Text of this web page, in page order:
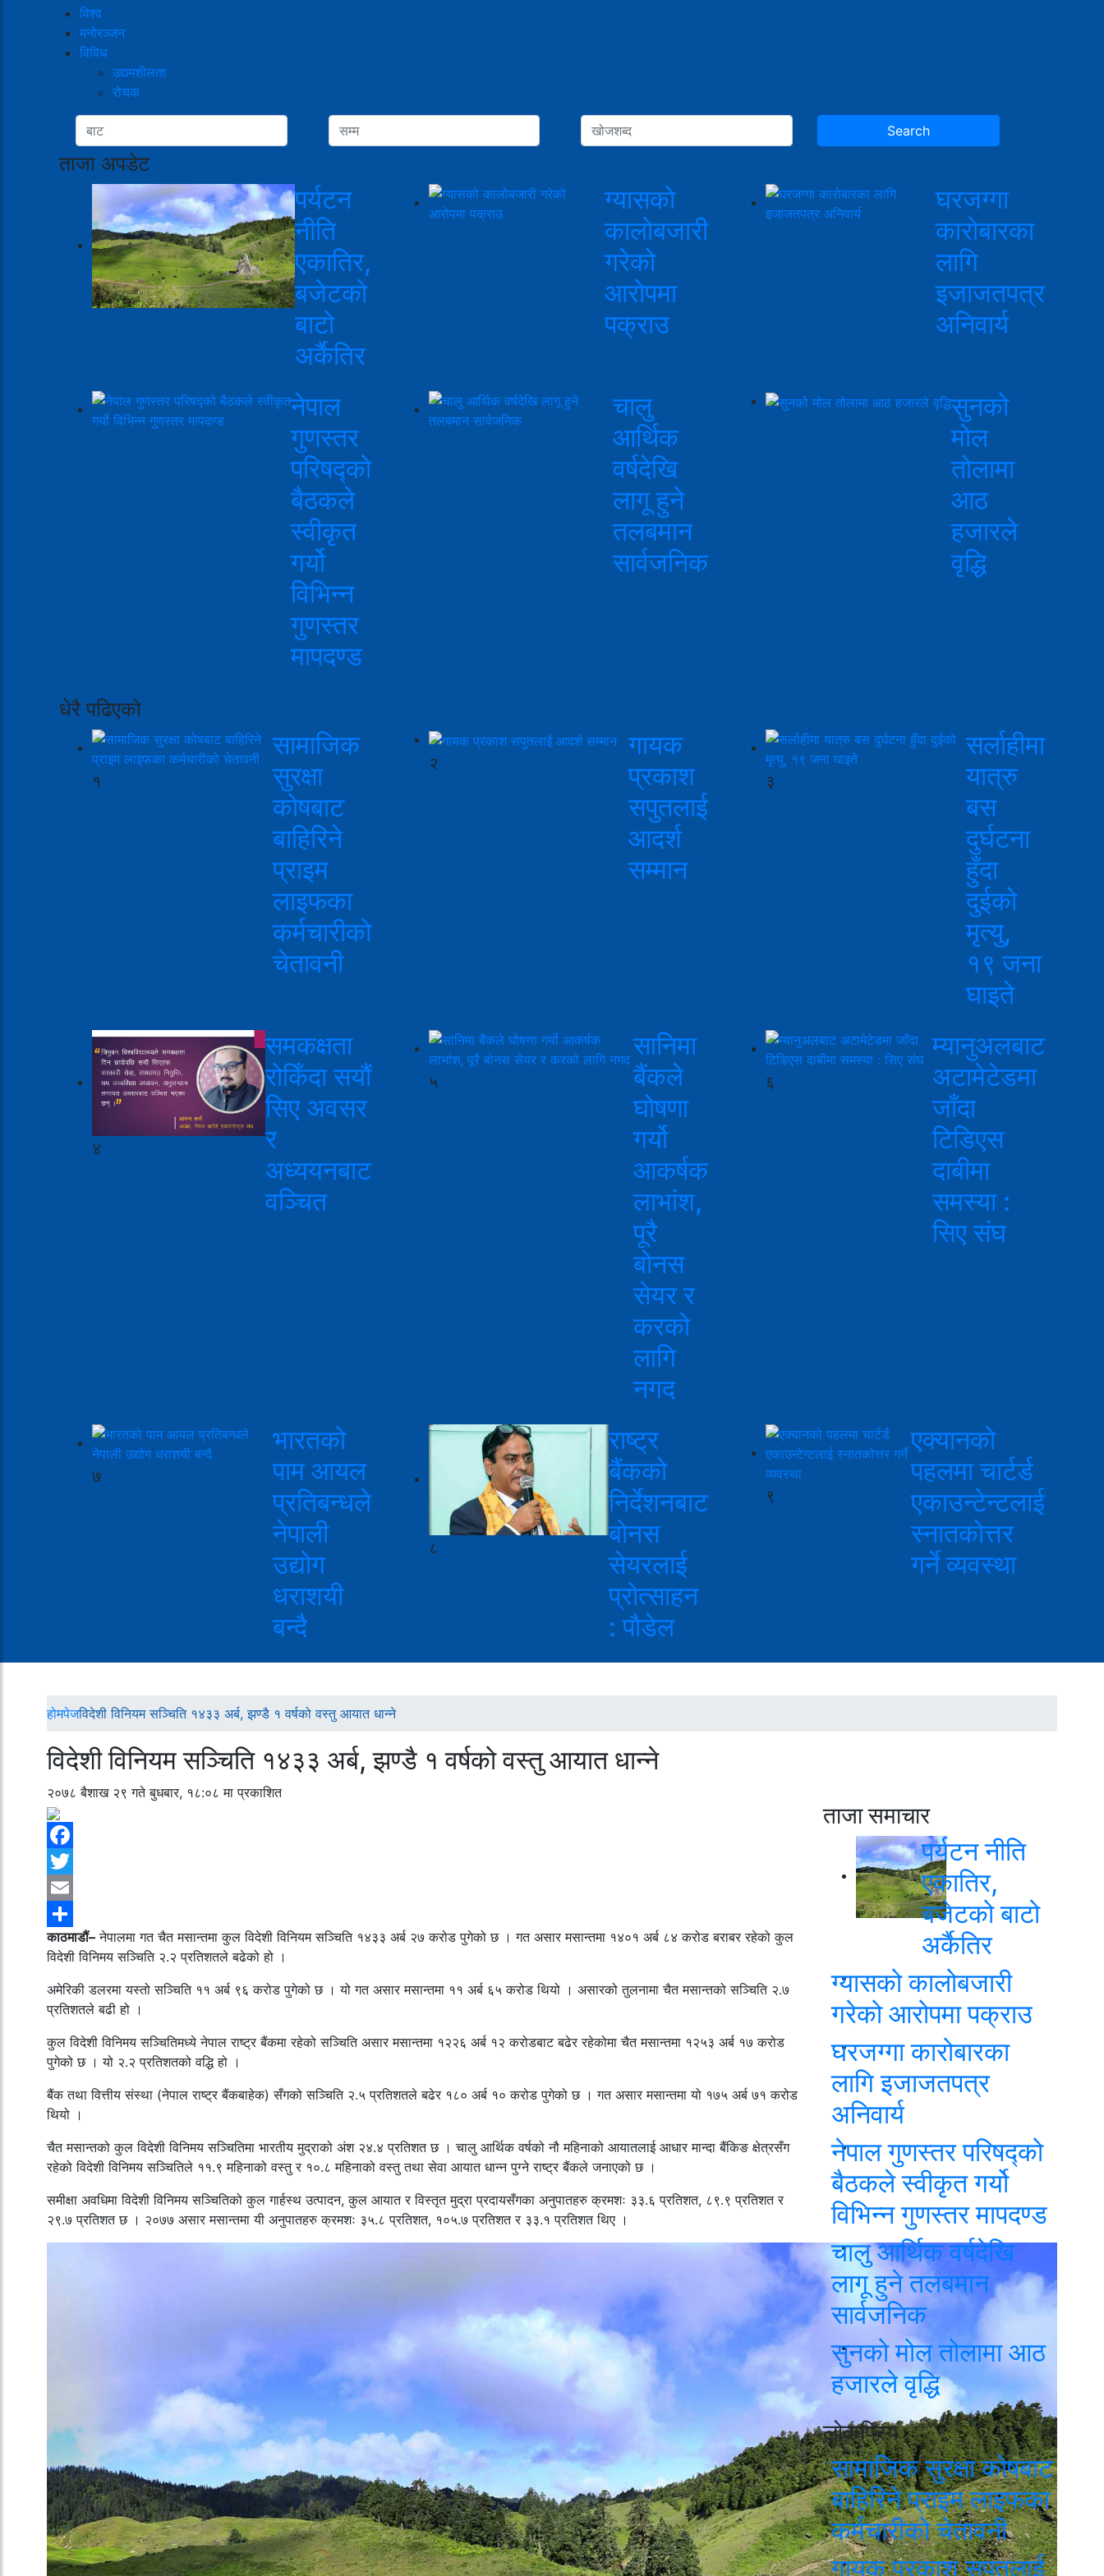
विश्व
मनोरञ्जन
विविध
उद्यमशीलता
रोचक
ताजा अपडेट
पर्यटन
नीति
एकातिर,
बजेटको
बाटो
अर्कैतिर
ग्यासको
कालोबजारी
गरेको
आरोपमा
पक्राउ
घरजग्गा
कारोबारका
लागि
इजाजतपत्र
अनिवार्य
नेपाल
गुणस्तर
परिषद्को
बैठकले
स्वीकृत
गर्यो
विभिन्न
गुणस्तर
मापदण्ड
चालु
आर्थिक
वर्षदेखि
लागू हुने
तलबमान
सार्वजनिक
सुनको
मोल
तोलामा
आठ
हजारले
वृद्धि
धेरै पढिएको
१
सामाजिक
सुरक्षा
कोषबाट
बाहिरिने
प्राइम
लाइफका
कर्मचारीको
चेतावनी
२
गायक
प्रकाश
सपुतलाई
आदर्श
सम्मान
३
सर्लाहीमा
यात्रु
बस
दुर्घटना
हुँदा
दुईको
मृत्यु,
१९ जना
घाइते
४
समकक्षता
रोकिँदा सयौं
सिए अवसर
र
अध्ययनबाट
वञ्चित
५
सानिमा
बैंकले
घोषणा
गर्यो
आकर्षक
लाभांश,
पूरै
बोनस
सेयर र
करको
लागि
नगद
६
म्यानुअलबाट
अटामेटेडमा
जाँदा
टिडिएस
दाबीमा
समस्या :
सिए संघ
७
भारतको
पाम आयल
प्रतिबन्धले
नेपाली
उद्योग
धराशयी
बन्दै
८
राष्ट्र
बैंकको
निर्देशनबाट
बोनस
सेयरलाई
प्रोत्साहन
: पौडेल
९
एक्यानको
पहलमा चार्टर्ड
एकाउन्टेन्टलाई
स्नातकोत्तर
गर्ने व्यवस्था
होमपेजविदेशी विनियम सञ्चिति १४३३ अर्ब, झण्डै १ वर्षको वस्तु आयात धान्ने
विदेशी विनियम सञ्चिति १४३३ अर्ब, झण्डै १ वर्षको वस्तु आयात धान्ने
२०७८ बैशाख २९ गते बुधबार, १८:०८ मा प्रकाशित
Facebook
Twitter
Email
Share
काठमाडौं– नेपालमा गत चैत मसान्तमा कुल विदेशी विनियम सञ्चिति १४३३ अर्ब २७ करोड पुगेको छ । गत असार मसान्तमा १४०१ अर्ब ८४ करोड बराबर रहेको कुल
विदेशी विनिमय सञ्चिति २.२ प्रतिशतले बढेको हो ।
अमेरिकी डलरमा यस्तो सञ्चिति ११ अर्ब ९६ करोड पुगेको छ । यो गत असार मसान्तमा ११ अर्ब ६५ करोड थियो । असारको तुलनामा चैत मसान्तको सञ्चिति २.७
प्रतिशतले बढी हो ।
कुल विदेशी विनिमय सञ्चितिमध्ये नेपाल राष्ट्र बैंकमा रहेको सञ्चिति असार मसान्तमा १२२६ अर्ब १२ करोडबाट बढेर रहेकोमा चैत मसान्तमा १२५३ अर्ब १७ करोड
पुगेको छ । यो २.२ प्रतिशतको वद्धि हो ।
बैंक तथा वित्तीय संस्था (नेपाल राष्ट्र बैंकबाहेक) सँगको सञ्चिति २.५ प्रतिशतले बढेर १८० अर्ब १० करोड पुगेको छ । गत असार मसान्तमा यो १७५ अर्ब ७१ करोड
थियो ।
चैत मसान्तको कुल विदेशी विनिमय सञ्चितिमा भारतीय मुद्राको अंश २४.४ प्रतिशत छ । चालु आर्थिक वर्षको नौ महिनाको आयातलाई आधार मान्दा बैंकिङ क्षेत्रसँग
रहेको विदेशी विनिमय सञ्चितिले ११.९ महिनाको वस्तु र १०.८ महिनाको वस्तु तथा सेवा आयात धान्न पुग्ने राष्ट्र बैंकले जनाएको छ ।
समीक्षा अवधिमा विदेशी विनिमय सञ्चितिको कुल गार्हस्थ उत्पादन, कुल आयात र विस्तृत मुद्रा प्रदायसँगका अनुपातहरु क्रमशः ३३.६ प्रतिशत, ८९.९ प्रतिशत र
२९.७ प्रतिशत छ । २०७७ असार मसान्तमा यी अनुपातहरु क्रमशः ३५.८ प्रतिशत, १०५.७ प्रतिशत र ३३.१ प्रतिशत थिए ।
ताजा समाचार
पर्यटन नीति
एकातिर,
बजेटको बाटो
अर्कैतिर
ग्यासको कालोबजारी
गरेको आरोपमा पक्राउ
घरजग्गा कारोबारका
लागि इजाजतपत्र
अनिवार्य
नेपाल गुणस्तर परिषद्को
बैठकले स्वीकृत गर्यो
विभिन्न गुणस्तर मापदण्ड
चालु आर्थिक वर्षदेखि
लागू हुने तलबमान
सार्वजनिक
सुनको मोल तोलामा आठ
हजारले वृद्धि
लोकप्रिय
सामाजिक सुरक्षा कोषबाट
बाहिरिने प्राइम लाइफका
कर्मचारीको चेतावनी
गायक प्रकाश सपुतलाई